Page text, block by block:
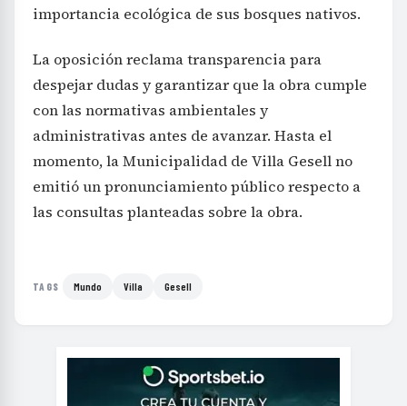
importancia ecológica de sus bosques nativos.
La oposición reclama transparencia para
despejar dudas y garantizar que la obra cumple
con las normativas ambientales y
administrativas antes de avanzar. Hasta el
momento, la Municipalidad de Villa Gesell no
emitió un pronunciamiento público respecto a
las consultas planteadas sobre la obra.
TAGS Mundo Villa Gesell